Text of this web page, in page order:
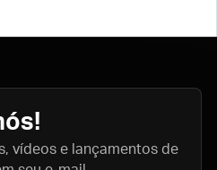
vídeos e lançamentos de